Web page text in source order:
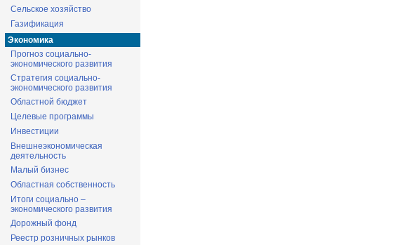
Сельское хозяйство
Газификация
Экономика
Прогноз социально-
экономического развития
Стратегия социально-
экономического развития
Областной бюджет
Целевые программы
Инвестиции
Внешнеэкономическая
деятельность
Малый бизнес
Областная собственность
Итоги социально –
экономического развития
Дорожный фонд
Реестр розничных рынков